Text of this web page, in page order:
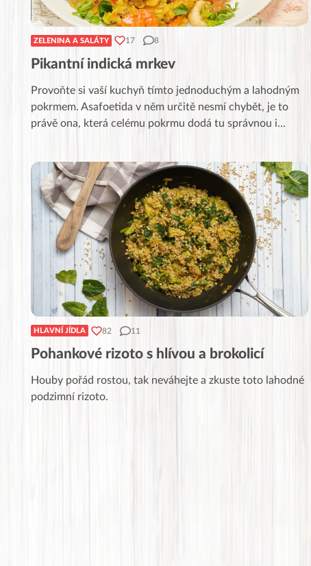
ZELENINA A SALÁTY 17 8
Pikantní indická mrkev
Provoňte si vaší kuchyň tímto jednoduchým a lahodným
pokrmem. Asafoetida v něm určitě nesmí chybět, je to
právě ona, která celému pokrmu dodá tu správnou i...
HLAVNÍ JÍDLA 82 11
Pohankové rizoto s hlívou a brokolicí
Houby pořád rostou, tak neváhejte a zkuste toto lahodné
podzimní rizoto.